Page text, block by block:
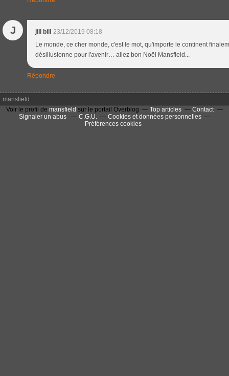
J jill bill 23/12/2019 08:18
Le monde, ce cher monde, c'est le mot, qu'importe le continent
désillusionne pour l'avenir… allez bon Noël Mansfield...
Répondre
mansfield
Voir le profil de mansfield sur le portail Overblog Top articles
Contact
Signaler un abus
C.G.U.
Cookies et données personnelles
Préférences cookies